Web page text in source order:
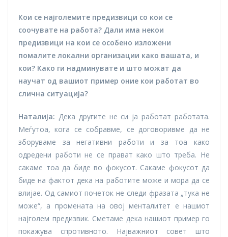
Кои се најголемите предизвици со кои се
соочувате на работа? Дали има некои
предизвици на кои се особено изложени
помалите локални организации како вашата, и
кои? Како ги надминувате и што можат да
научат од вашиот пример оние кои работат во
слична ситуација?
Наталија: Дека другите не си ја работат работата.
Меѓутоа, кога се собравме, се договоривме да не
зборуваме за негативни работи и за тоа како
одредени работи не се прават како што треба. Не
сакаме тоа да биде во фокусот. Сакаме фокусот да
биде на фактот дека на работите може и мора да се
влијае. Од самиот почеток не следи фразата „тука не
може“, а промената на овој менталитет е нашиот
најголем предизвик. Сметаме дека нашиот пример го
покажува спротивното. Најважниот совет што